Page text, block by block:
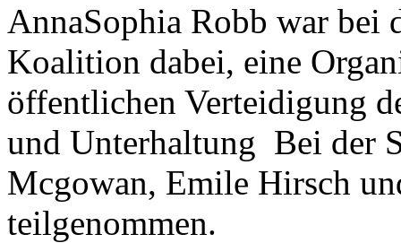
AnnaSophia Robb war bei
Koalition dabei, eine
öffentlichen Verteidigung
und Unterhaltung Bei der
Mcgowan, Emile Hirsch
teilgenommen.